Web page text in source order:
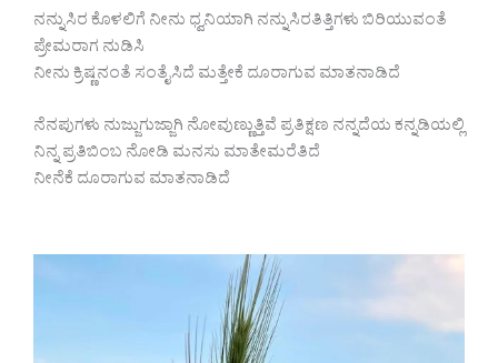
ನನ್ನುಸಿರ ಕೊಳಲಿಗೆ ನೀನು ಧ್ವನಿಯಾಗಿ ನನ್ನುಸಿರತಿತ್ತಿಗಳು ಬಿರಿಯುವಂತೆ
ಪ್ರೇಮರಾಗ ನುಡಿಸಿ
ನೀನು ಕ್ರಿಷ್ಣನಂತೆ ಸಂತೈಸಿದೆ ಮತ್ತೇಕೆ ದೂರಾಗುವ ಮಾತನಾಡಿದೆ
ನೆನಪುಗಳು ನುಜ್ಜುಗುಜ್ಜಾಗಿ ನೋವುಣ್ಣುತ್ತಿವೆ ಪ್ರತಿಕ್ಷಣ ನನ್ನದೆಯ ಕನ್ನಡಿಯಲ್ಲಿ
ನಿನ್ನ ಪ್ರತಿಬಿಂಬ ನೋಡಿ ಮನಸು ಮಾತೇಮರೆತಿದೆ
ನೀನೆಕೆ ದೂರಾಗುವ ಮಾತನಾಡಿದೆ